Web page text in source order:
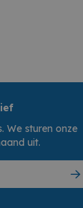
We sturen onze
uit.